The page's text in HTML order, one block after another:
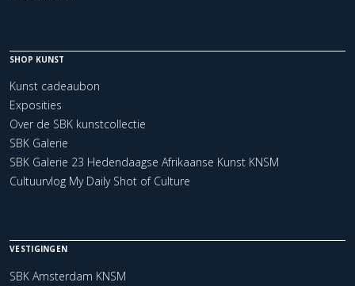
SHOP KUNST
Kunst cadeaubon
Exposities
Over de SBK kunstcollectie
SBK Galerie
SBK Galerie 23 Hedendaagse Afrikaanse Kunst KNSM
Cultuurvlog My Daily Shot of Culture
VESTIGINGEN
SBK Amsterdam KNSM